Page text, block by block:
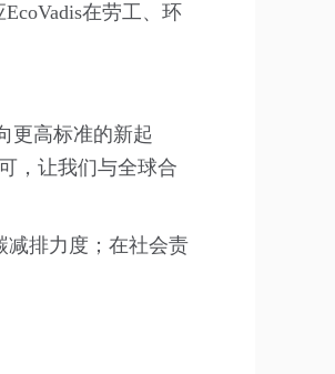
在劳工、环
更高标准的新起
，让我们与全球合
减排力度；在社会责